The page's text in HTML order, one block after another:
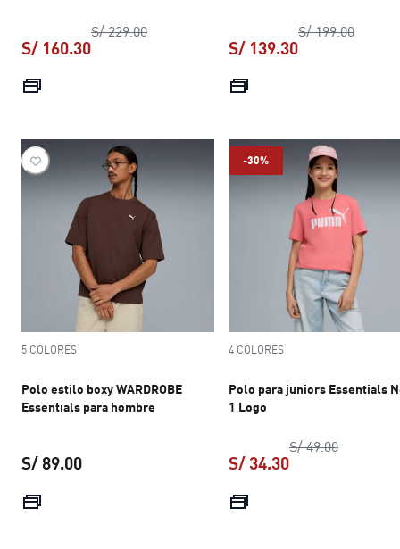
S/ 229.00precio original S/ 229.00
S/ 160.30
precio actual S/ 160.30
S/ 199.00precio
S/ 139.30
5 COLORES
Polo estilo boxy WARDROBE
Essentials para hombre
S/ 89.00
-30%
4 COLORES
Polo para juniors Essentials
1 Logo
S/ 49.00precio
S/ 34.30